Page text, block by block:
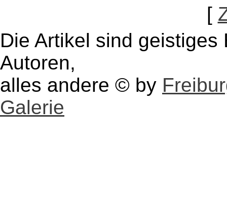
[
Die Artikel sind
Autoren,
alles andere © by
Galerie